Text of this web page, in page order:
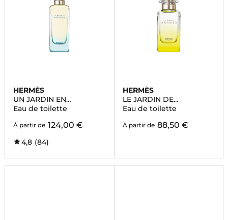
HERMÈS
UN JARDIN EN
MÉDITERRANÉE
Eau de toilette
À partir de 124,00 €
4,8 (84)
HERMÈS
LE JARDIN DE
MONSIEUR LI
Eau de toilette
À partir de 88,50 €